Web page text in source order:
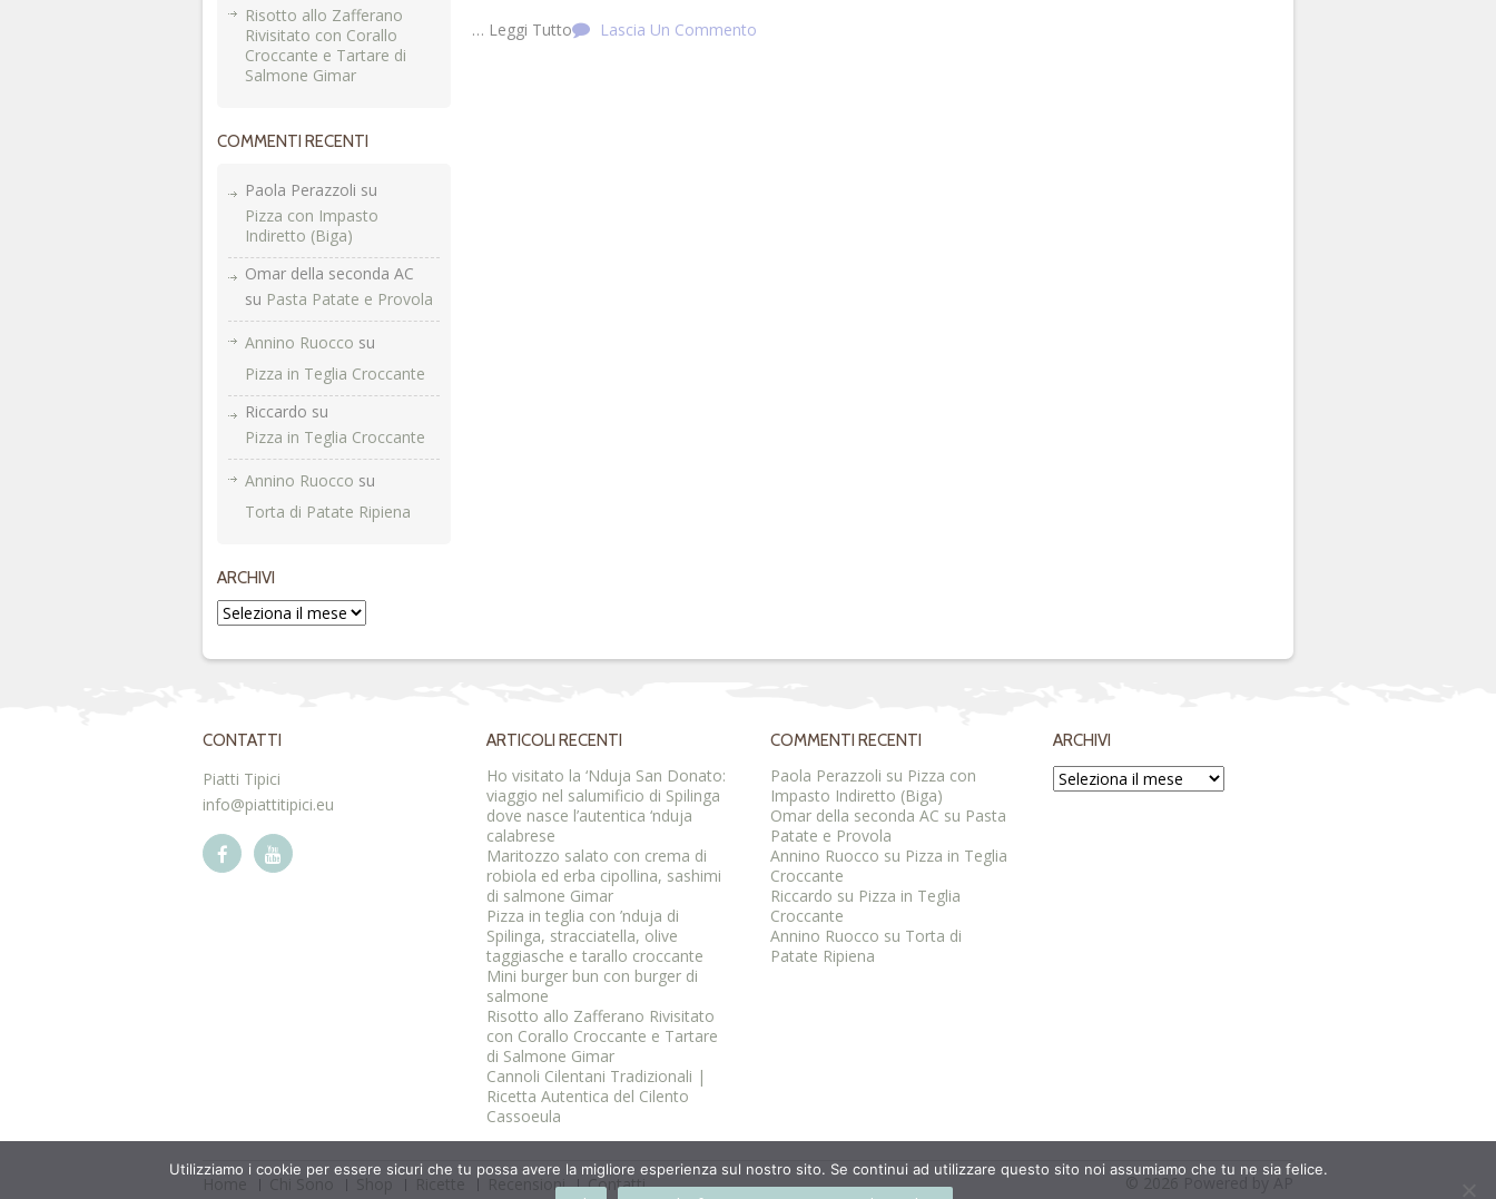
… Leggi Tutto Lascia Un Commento
Risotto allo Zafferano
Rivisitato con Corallo
Croccante e Tartare di
Salmone Gimar
COMMENTI RECENTI
Paola Perazzoli su
Pizza con Impasto
Indiretto (Biga)
Omar della seconda AC
su Pasta Patate e Provola
Annino Ruocco su
Pizza in Teglia Croccante
Riccardo su
Pizza in Teglia Croccante
Annino Ruocco su
Torta di Patate Ripiena
ARCHIVI
CONTATTI
Piatti Tipici
info@piattitipici.eu
ARTICOLI RECENTI
Ho visitato la ‘Nduja San Donato:
viaggio nel salumificio di Spilinga
dove nasce l’autentica ‘nduja
calabrese
Maritozzo salato con crema di
robiola ed erba cipollina, sashimi
di salmone Gimar
Pizza in teglia con ’nduja di
Spilinga, stracciatella, olive
taggiasche e tarallo croccante
Mini burger bun con burger di
salmone
Risotto allo Zafferano Rivisitato
con Corallo Croccante e Tartare
di Salmone Gimar
Cannoli Cilentani Tradizionali |
Ricetta Autentica del Cilento
Cassoeula
COMMENTI RECENTI
Paola Perazzoli su Pizza con
Impasto Indiretto (Biga)
Omar della seconda AC su Pasta
Patate e Provola
Annino Ruocco su Pizza in Teglia
Croccante
Riccardo su Pizza in Teglia
Croccante
Annino Ruocco su Torta di
Patate Ripiena
ARCHIVI
Chi Sono Recensioni Contatti © 2026 Powered by AP
Utilizziamo i cookie per essere sicuri che tu possa avere la migliore esperienza sul nostro sito. Se continui ad utilizzare questo sito noi assumiamo che tu ne sia felice.